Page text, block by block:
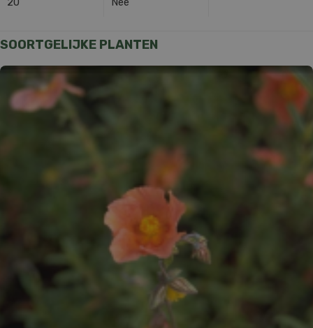
SOORTGELIJKE PLANTEN